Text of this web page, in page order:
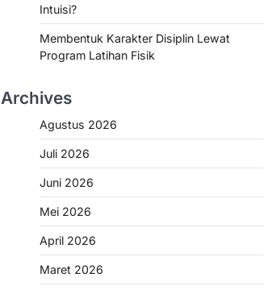
Intuisi?
Membentuk Karakter Disiplin Lewat
Program Latihan Fisik
Archives
Agustus 2026
Juli 2026
Juni 2026
Mei 2026
April 2026
Maret 2026